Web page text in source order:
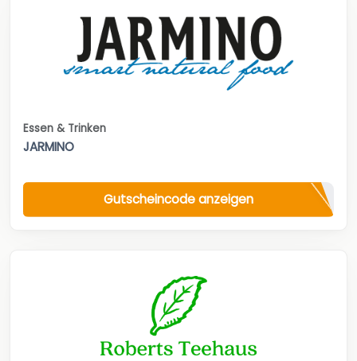
Essen & Trinken
JARMINO
Gutscheincode anzeigen